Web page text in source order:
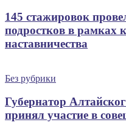
145 стажировок
подростков в рамках
наставничества
Без рубрики
Губернатор
принял участие в